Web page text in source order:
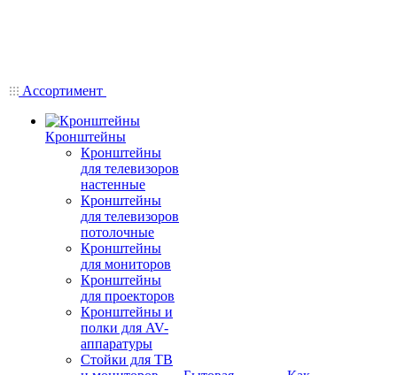
Ассортимент
Кронштейны
Кронштейны
для телевизоров
настенные
Кронштейны
для телевизоров
потолочные
Кронштейны
для мониторов
Кронштейны
для проекторов
Кронштейны и
полки для AV-
аппаратуры
Стойки для ТВ